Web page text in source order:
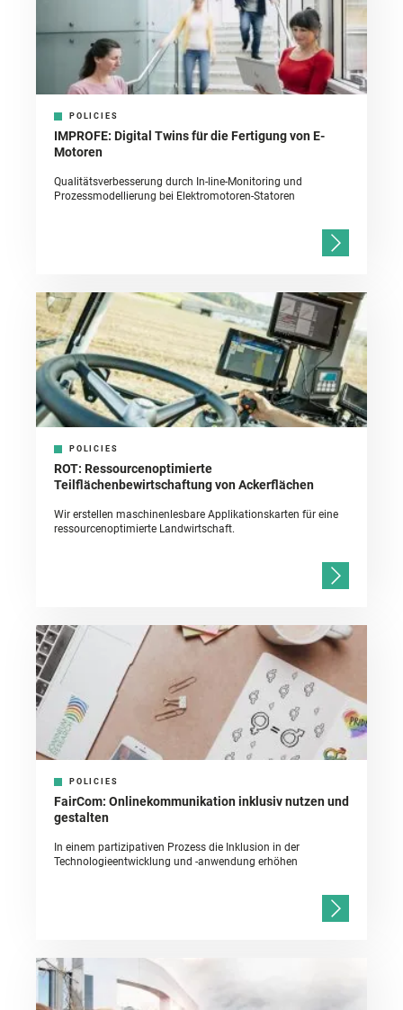
POLICIES
IMPROFE: Digital Twins für die Fertigung von E-
Motoren
Qualitätsverbesserung durch In-line-Monitoring und
Prozessmodellierung bei Elektromotoren-Statoren
POLICIES
ROT: Ressourcenoptimierte
Teilflächenbewirtschaftung von Ackerflächen
Wir erstellen maschinenlesbare Applikationskarten für eine
ressourcenoptimierte Landwirtschaft.
POLICIES
FairCom: Onlinekommunikation inklusiv nutzen und
gestalten
In einem partizipativen Prozess die Inklusion in der
Technologieentwicklung und -anwendung erhöhen